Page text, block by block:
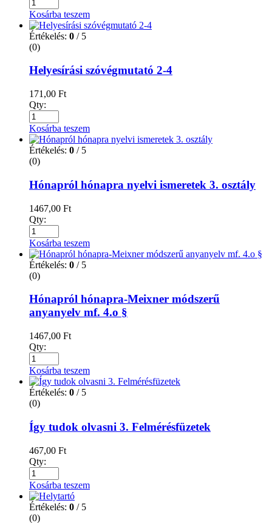
Kosárba teszem
Értékelés: 0 / 5
(0)
Helyesírási szóvégmutató 2-4
171,00 Ft
Qty:
Kosárba teszem
Értékelés: 0 / 5
(0)
Hónapról hónapra nyelvi ismeretek 3. osztály
1467,00 Ft
Qty:
Kosárba teszem
Értékelés: 0 / 5
(0)
Hónapról hónapra-Meixner módszerű
anyanyelv mf. 4.o §
1467,00 Ft
Qty:
Kosárba teszem
Értékelés: 0 / 5
(0)
Így tudok olvasni 3. Felmérésfüzetek
467,00 Ft
Qty:
Kosárba teszem
Értékelés: 0 / 5
(0)